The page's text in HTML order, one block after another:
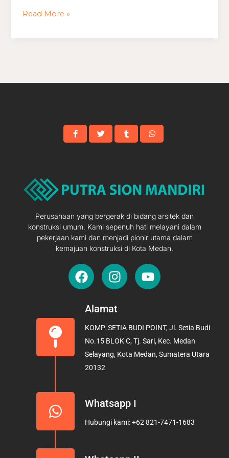
Read More »
Perusahaan yang bergerak di bidang arsitek dan
konstruksi umum. Kami sepenuh hati melayani dalam
pekerjaan kami dan menjadi pionir utama dalam
kemajuan konstruksi di Kota Medan.
F
a
e
o
o
k
I
n
t
g
r
a
Y
o
b
e
Alamat
KOMP. SETIA BUDI POINT, Jl. Setia Budi
No.15 BLOK C, Tj. Sari, Kec. Medan
Selayang, Kota Medan, Sumatera Utara
20132
Whatsapp I
Hubungi kami: +62 821-7471-1683